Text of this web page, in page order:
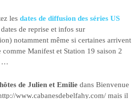
lesdates de diffusion des séries US
de reprise et infos sur
notamment même si certaines arrivent
comme Manifest et Station 19 saison 2
…
de Julien et Emilie dans Bienvenue
www.cabanesdebelfahy.com/ mais il